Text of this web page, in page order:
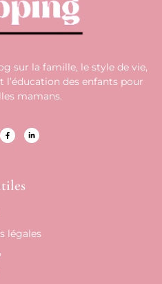
sur la famille, le style de vie,
l’éducation des enfants pour
mamans.
légales